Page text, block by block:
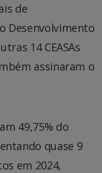
de
Desenvolvimento
14 CEASAs
assinaram o
49,75% do
quase 9
em 2024,